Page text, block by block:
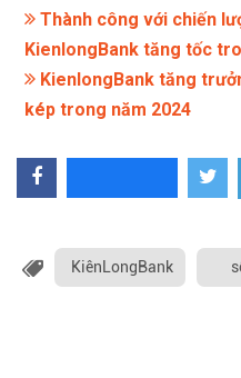
Thành công với chiến
KienlongBank tăng tốc
KienlongBank tăng
kép trong năm 2024
KiênLongBank